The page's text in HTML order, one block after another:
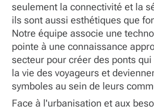
seulement la connectivité et la
ils sont aussi esthétiques que
Notre équipe associe une
pointe à une connaissance
secteur pour créer des ponts
la vie des voyageurs et
symboles au sein de leurs
Face à l'urbanisation et aux